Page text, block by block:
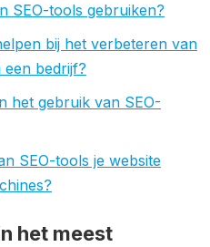
SEO-tools gebruiken?
bij het verbeteren van
bedrijf?
het gebruik van SEO-
SEO-tools je website
het meest